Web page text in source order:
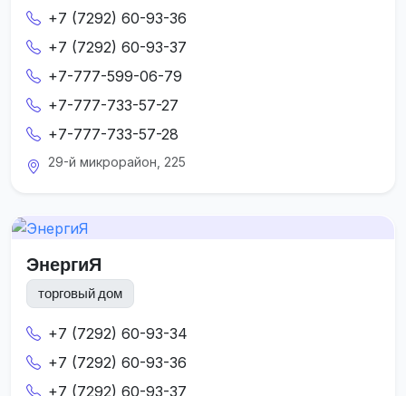
+7 (7292) 60-93-36
+7 (7292) 60-93-37
+7-777-599-06-79
+7-777-733-57-27
+7-777-733-57-28
29-й микрорайон, 225
ЭнергиЯ
торговый дом
+7 (7292) 60-93-34
+7 (7292) 60-93-36
+7 (7292) 60-93-37